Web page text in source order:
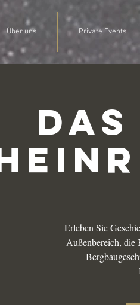
Über uns Private Events
Erleben Sie
Außenbereich, die